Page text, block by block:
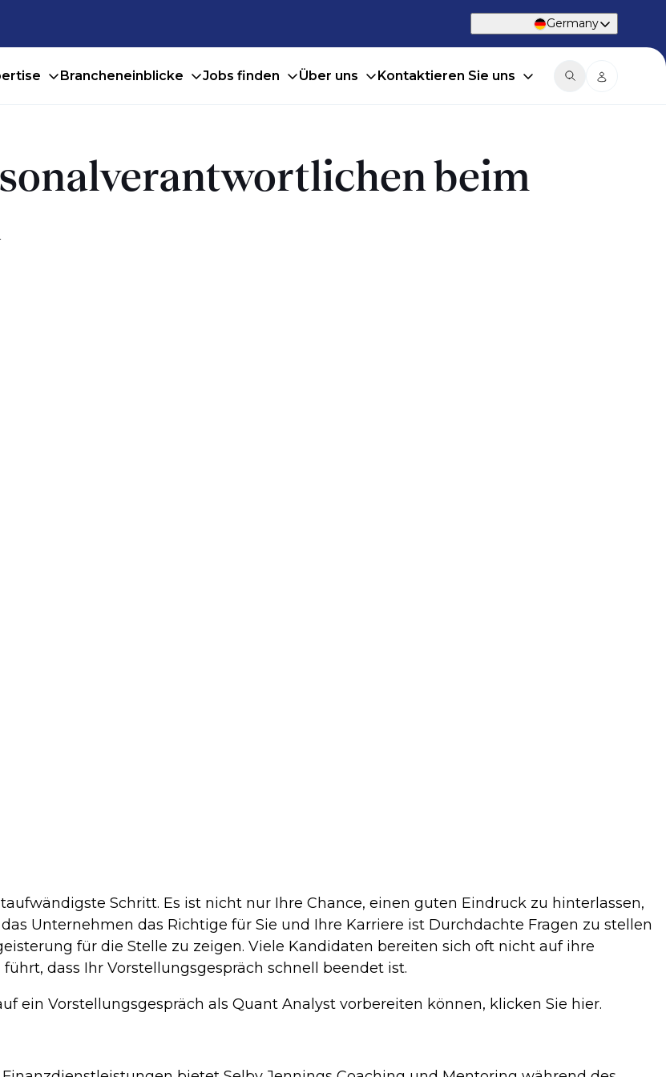
Germany
Brancheneinblicke Jobs finden Über uns Kontaktieren Sie uns
beim
Schritt. Es ist nicht nur Ihre Chance, einen guten Eindruck zu hinterlassen,
Unternehmen das Richtige für Sie und Ihre Karriere ist Durchdachte Fragen zu stellen
für die Stelle zu zeigen. Viele Kandidaten bereiten sich oft nicht auf ihre
dass Ihr Vorstellungsgespräch schnell beendet ist.
ein Vorstellungsgespräch als Quant Analyst vorbereiten können, klicken Sie hier.